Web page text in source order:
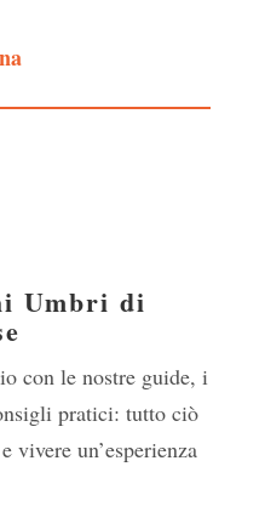
Umbri di
con le nostre guide, i
pratici: tutto ciò
vivere un’esperienza